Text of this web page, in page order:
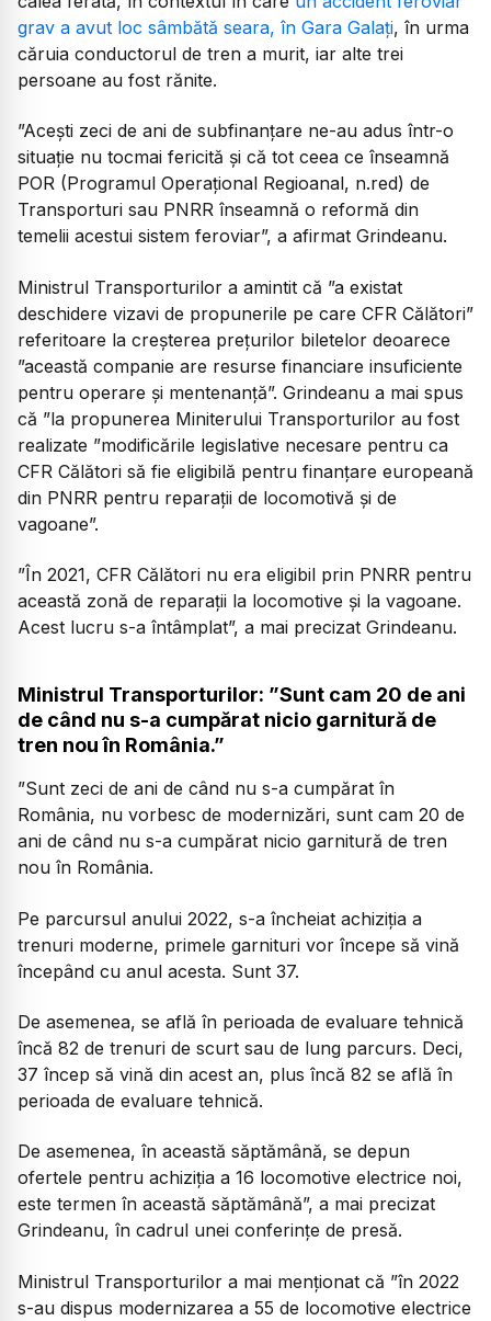
grav a avut loc sâmbătă seara, în Gara Galați, în urma
căruia conductorul de tren a murit, iar alte trei
persoane au fost rănite.
”Acești zeci de ani de subfinanțare ne-au adus într-o
situație nu tocmai fericită și că tot ceea ce înseamnă
POR (Programul Operațional Regioanal, n.red) de
Transporturi sau PNRR înseamnă o reformă din
temelii acestui sistem feroviar”, a afirmat Grindeanu.
Ministrul Transporturilor a amintit că ”a existat
deschidere vizavi de propunerile pe care CFR Călători”
referitoare la creșterea prețurilor biletelor deoarece
”această companie are resurse financiare insuficiente
pentru operare și mentenanță”. Grindeanu a mai spus
că ”la propunerea Miniterului Transporturilor au fost
realizate ”modificările legislative necesare pentru ca
CFR Călători să fie eligibilă pentru finanțare europeană
din PNRR pentru reparații de locomotivă și de
vagoane”.
”În 2021, CFR Călători nu era eligibil prin PNRR pentru
această zonă de reparații la locomotive și la vagoane.
Acest lucru s-a întâmplat”, a mai precizat Grindeanu.
Ministrul Transporturilor: ”Sunt cam 20 de ani
de când nu s-a cumpărat nicio garnitură de
tren nou în România.”
”Sunt zeci de ani de când nu s-a cumpărat în
România, nu vorbesc de modernizări, sunt cam 20 de
ani de când nu s-a cumpărat nicio garnitură de tren
nou în România.
Pe parcursul anului 2022, s-a încheiat achiziția a
trenuri moderne, primele garnituri vor începe să vină
începând cu anul acesta. Sunt 37.
De asemenea, se află în perioada de evaluare tehnică
încă 82 de trenuri de scurt sau de lung parcurs. Deci,
37 încep să vină din acest an, plus încă 82 se află în
perioada de evaluare tehnică.
De asemenea, în această săptămână, se depun
ofertele pentru achiziția a 16 locomotive electrice noi,
este termen în această săptămână”, a mai precizat
Grindeanu, în cadrul unei conferințe de presă.
Ministrul Transporturilor a mai menționat că ”în 2022
s-au dispus modernizarea a 55 de locomotive electrice